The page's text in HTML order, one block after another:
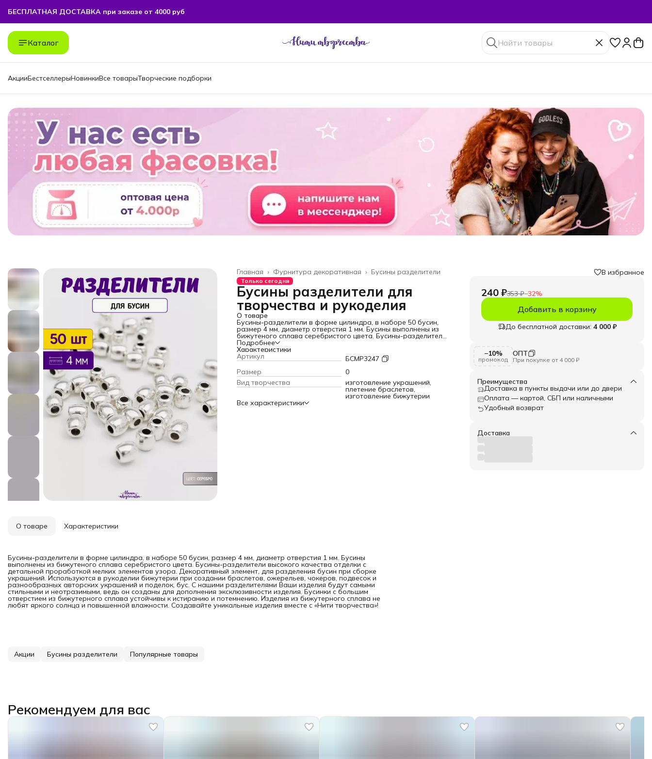
БЕСПЛАТНАЯ ДОСТАВКА при заказе от 4000 руб
БЕСПЛАТНАЯ ДОСТАВКА при заказе от 4000 руб
Каталог
АкцииБестселлерыНовинкиВсе товарыТворческие подборки
Бусины разделители
Фурнитура декоративная ›
Главная ›
Только сегодня
Бусины разделители для
творчества и рукоделия
О товаре
Бусины-разделители в форме цилиндра, в наборе 50 бусин,
размер 4 мм, диаметр отверстия 1 мм. Бусины выполнены из
бижутеного сплава серебристого цвета. Бусины-разделители
высокого качества отделки с детальной проработкой мелких
элементов узора. Декоративный элемент, для разделения
бусин при сборке украшений. Используются в рукоделии
бижутерии при создании браслетов, ожерельев, чокеров,
подвесок и разнообразных авторских украшений и поделок,
бус. С нашими разделителями Ваши изделия будут самыми
стильными и неотразимыми, ведь он созданы для дополнения
эксклюзивности изделия. Бусинки с большим отверстием из
бижутерного сплава устойчивы к истиранию и потемнению.
Изделия из бижутерного сплава не любят яркого солнца и
Подробнее
Характеристики
Артикул
БСМР3247
Размер
0
Вид творчества
изготовление украшений,
плетение браслетов,
изготовление бижутерии
Все характеристики
В избранное
240 ₽353 ₽−32%
Добавить в корзину
До бесплатной доставки: 4 000 ₽
−10%
промокод
ОПТ
При покупке от 4 000 ₽
Преимущества
Доставка в пункты выдачи или до двери
Оплата — картой, СБП или наличными
Удобный возврат
Доставка
О товаре Характеристики
Бусины-разделители в форме цилиндра, в наборе 50 бусин, размер 4 мм, диаметр отверстия 1 мм. Бусины
выполнены из бижутеного сплава серебристого цвета. Бусины-разделители высокого качества отделки с
детальной проработкой мелких элементов узора. Декоративный элемент, для разделения бусин при сборке
украшений. Используются в рукоделии бижутерии при создании браслетов, ожерельев, чокеров, подвесок и
разнообразных авторских украшений и поделок, бус. С нашими разделителями Ваши изделия будут самыми
стильными и неотразимыми, ведь он созданы для дополнения эксклюзивности изделия. Бусинки с большим
отверстием из бижутерного сплава устойчивы к истиранию и потемнению. Изделия из бижутерного сплава не
любят яркого солнца и повышенной влажности. Создавайте уникальные изделия вместе с «Нити творчества»!
Акции Бусины разделители Популярные товары
Рекомендуем для вас